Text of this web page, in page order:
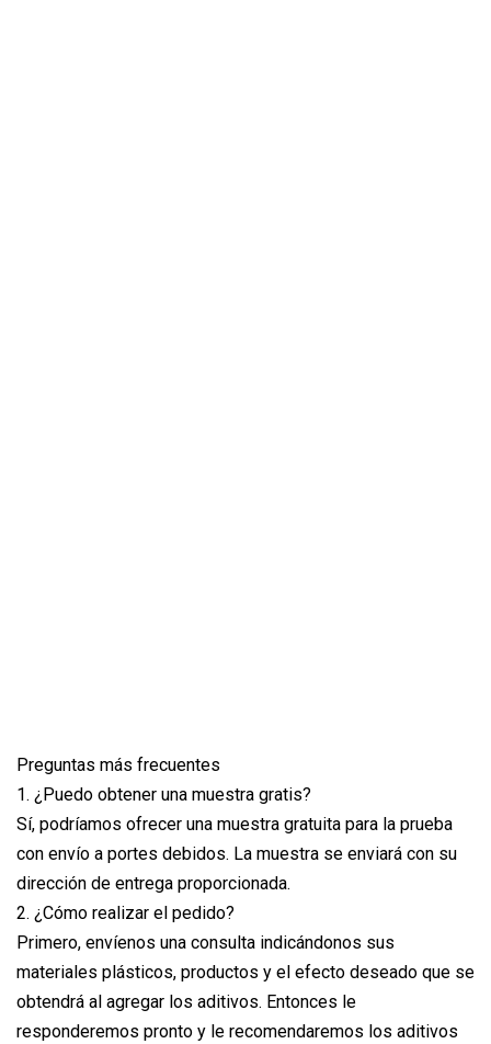
Preguntas más frecuentes
1. ¿Puedo obtener una muestra gratis?
Sí, podríamos ofrecer una muestra gratuita para la prueba
con envío a portes debidos. La muestra se enviará con su
dirección de entrega proporcionada.
2. ¿Cómo realizar el pedido?
Primero, envíenos una consulta indicándonos sus
materiales plásticos, productos y el efecto deseado que se
obtendrá al agregar los aditivos. Entonces le
responderemos pronto y le recomendaremos los aditivos